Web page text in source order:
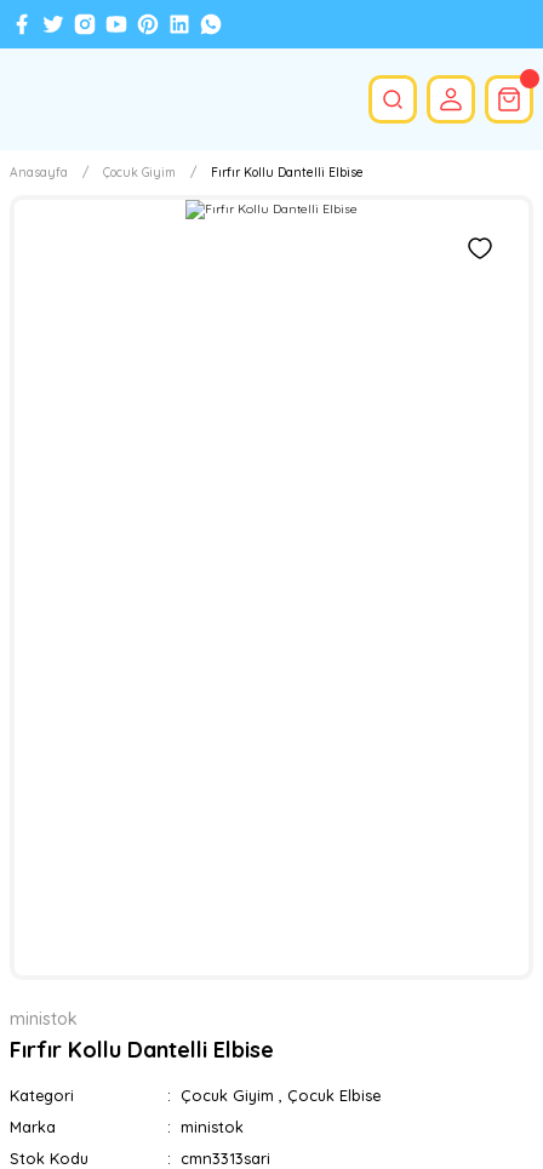
Anasayfa Çocuk Giyim Fırfır Kollu Dantelli Elbise
ministok
Fırfır Kollu Dantelli Elbise
Kategori Çocuk Giyim
Çocuk Elbise
Marka
ministok
Stok Kodu
cmn3313sari